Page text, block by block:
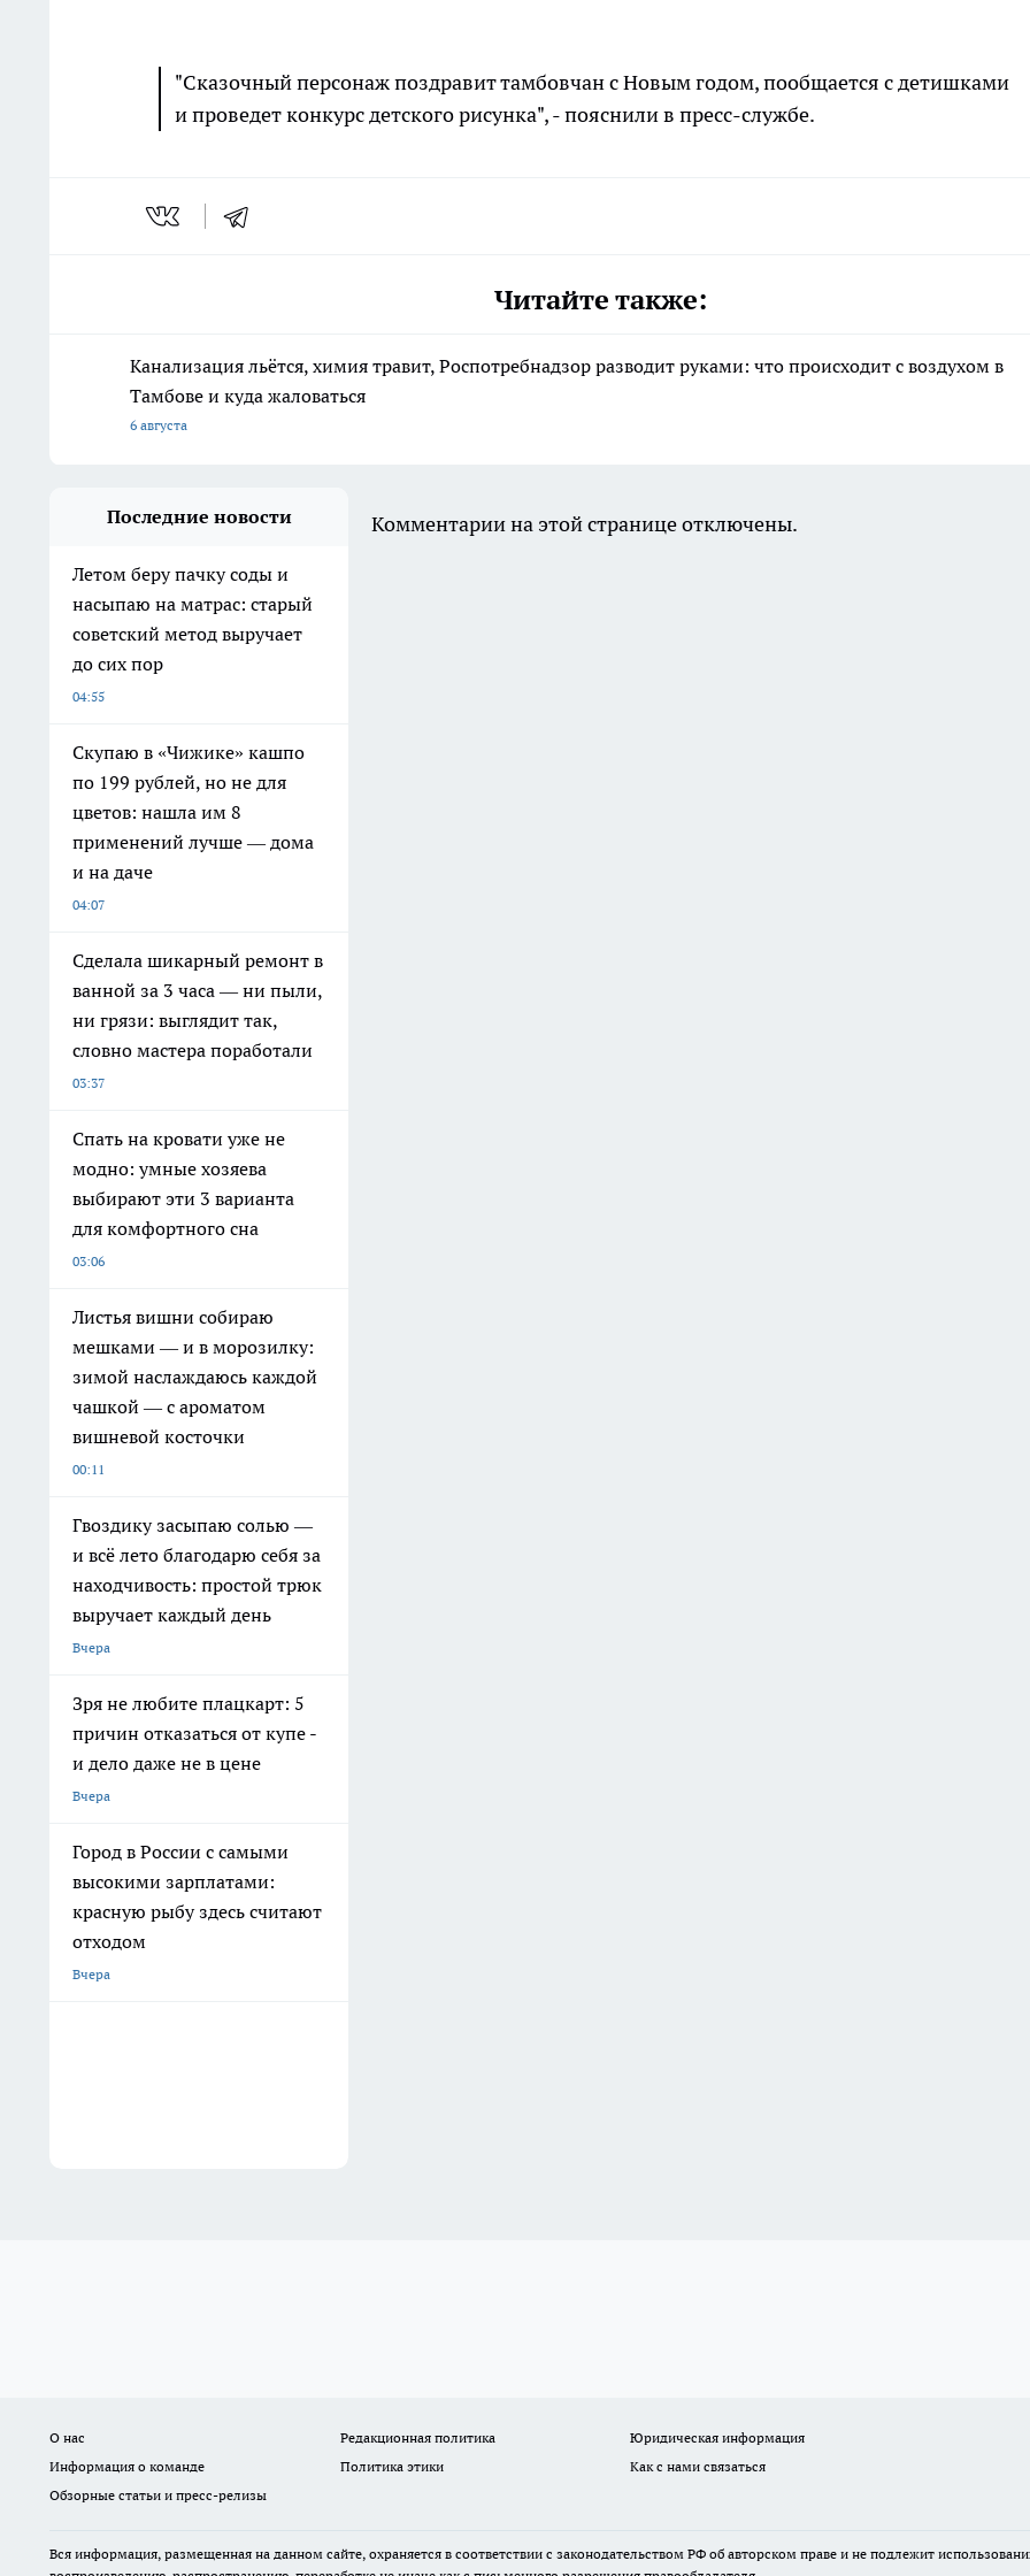
"Сказочный персонаж поздравит тамбовчан с Новым годом, пообщается с детишками
и проведет конкурс детского рисунка", - пояснили в пресс-службе.
Читайте также:
Канализация льётся, химия травит, Роспотребнадзор разводит руками: что происходит с воздухом в
Тамбове и куда жаловаться
6 августа
Последние новости
Летом беру пачку соды и
насыпаю на матрас: старый
советский метод выручает
до сих пор
04:55
Скупаю в «Чижике» кашпо
по 199 рублей, но не для
цветов: нашла им 8
применений лучше — дома
и на даче
04:07
Сделала шикарный ремонт в
ванной за 3 часа — ни пыли,
ни грязи: выглядит так,
словно мастера поработали
03:37
Спать на кровати уже не
модно: умные хозяева
выбирают эти 3 варианта
для комфортного сна
03:06
Листья вишни собираю
мешками — и в морозилку:
зимой наслаждаюсь каждой
чашкой — с ароматом
вишневой косточки
00:11
Гвоздику засыпаю солью —
и всё лето благодарю себя за
находчивость: простой трюк
выручает каждый день
Вчера
Зря не любите плацкарт: 5
причин отказаться от купе -
и дело даже не в цене
Вчера
Город в России с самыми
высокими зарплатами:
красную рыбу здесь считают
отходом
Вчера
Комментарии на этой странице отключены.
О нас Редакционная политика
Юридическая информация
Информация о команде
Политика этики
Как с нами связаться
Обзорные статьи и пресс-релизы
Вся информация, размещенная на данном сайте, охраняется в соответствии с законодательством РФ об авторском праве и не подлежит